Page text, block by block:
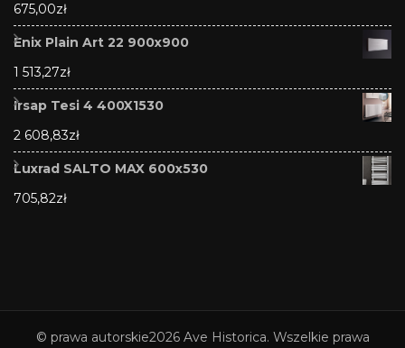
675,00zł
Enix Plain Art 22 900x900
1 513,27zł
Irsap Tesi 4 400X1530
2 608,83zł
Luxrad SALTO MAX 600x530
705,82zł
© prawa autorskie2026 Ave Historica. Wszelkie prawa